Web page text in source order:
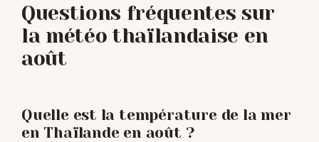
Questions fréquentes sur
la météo thaïlandaise en
août
Quelle est la température de la mer
en Thaïlande en août ?